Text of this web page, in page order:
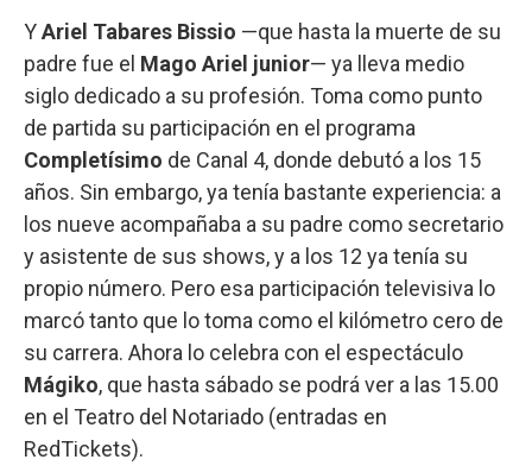
YAriel Tabares Bissio —que hasta la muerte de su
padre fue el Mago Ariel junior— ya lleva medio
siglo dedicado a su profesión. Toma como punto
de partida su participación en el programa
Completísimo de Canal 4, donde debutó a los 15
años. Sin embargo, ya tenía bastante experiencia: a
los nueve acompañaba a su padre como secretario
y asistente de sus shows, y a los 12 ya tenía su
propio número. Pero esa participación televisiva lo
marcó tanto que lo toma como el kilómetro cero de
su carrera. Ahora lo celebra con el espectáculo
Mágiko, que hasta sábado se podrá ver a las 15.00
en el Teatro del Notariado (entradas en
RedTickets).